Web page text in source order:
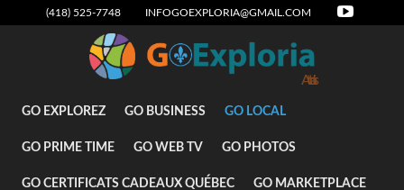
(418) 525-7748 INFOGOEXPLORIA@GMAIL.COM
Attraits
GO EXPLOREZ GO BUSINESS GO LOCAL
GO PRIME TIME GO WEB TV GO PHOTOS
GO CERTIFICATS CADEAUX QUÉBEC GO MARKETPLACE